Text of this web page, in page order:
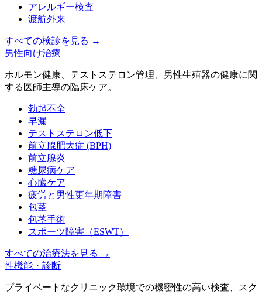
アレルギー検査
渡航外来
すべての検診を見る →
男性向け治療
ホルモン健康、テストステロン管理、男性生殖器の健康に関
する医師主導の臨床ケア。
勃起不全
早漏
テストステロン低下
前立腺肥大症 (BPH)
前立腺炎
糖尿病ケア
心臓ケア
疲労と男性更年期障害
包茎
包茎手術
スポーツ障害（ESWT）
すべての治療法を見る →
性機能・診断
プライベートなクリニック環境での機密性の高い検査、スク